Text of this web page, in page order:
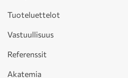
Tuoteluettelot
Vastuullisuus
Referenssit
Akatemia